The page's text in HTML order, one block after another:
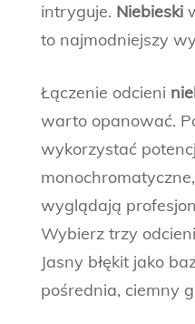
intryguje. Niebieski
to najmodniejszy
Łączenie odcieni
warto opanować.
wykorzystać
wyglądają
Wybierz trzy
Jasny błękit jako
pośrednia, ciemny